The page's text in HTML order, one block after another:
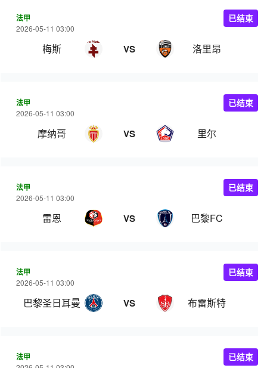
法甲
2026-05-11 03:00
梅斯 VS 洛里昂
已结束
法甲
2026-05-11 03:00
摩纳哥 VS 里尔
已结束
法甲
2026-05-11 03:00
雷恩 VS 巴黎FC
已结束
法甲
2026-05-11 03:00
巴黎圣日耳曼 VS 布雷斯特
已结束
法甲 已结束